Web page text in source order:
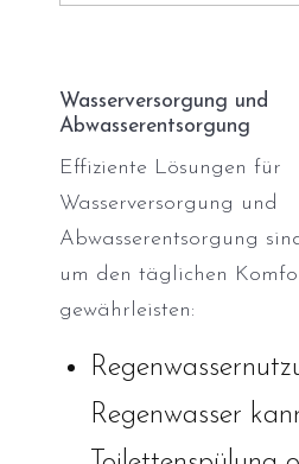
Wasserversorgung und
Abwasserentsorgung
Effiziente Lösungen für
Wasserversorgung und
Abwasserentsorgung
um den täglichen
gewährleisten:
Regenwasser